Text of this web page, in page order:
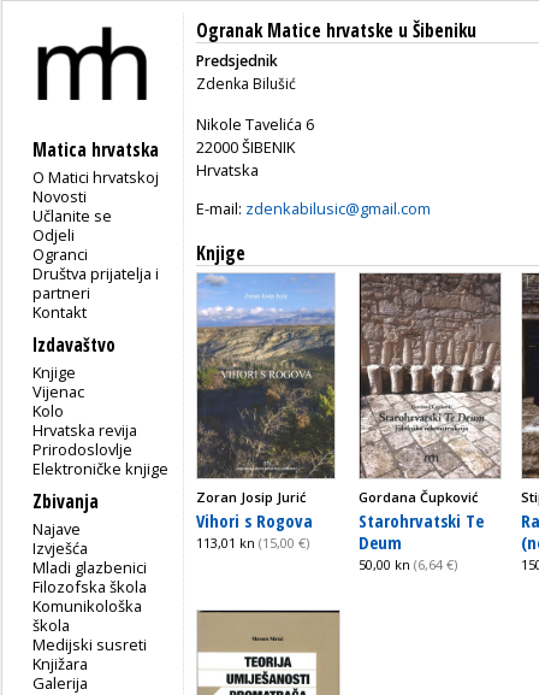
Matica hrvatska
O Matici hrvatskoj
Novosti
Učlanite se
Odjeli
Ogranci
Društva prijatelja i
partneri
Kontakt
Izdavaštvo
Knjige
Vijenac
Kolo
Hrvatska revija
Prirodoslovlje
Elektroničke knjige
Zbivanja
Najave
Izvješća
Mladi glazbenici
Filozofska škola
Komunikološka
škola
Medijski susreti
Knjižara
Galerija
Ogranak Matice hrvatske u Šibeniku
Predsjednik
Zdenka Bilušić
Nikole Tavelića 6
22000 ŠIBENIK
Hrvatska
E-mail: zdenkabilusic@gmail.com
Knjige
Zoran Josip Jurić
Vihori s Rogova
113,01 kn (15,00 €)
Gordana Čupković
Starohrvatski Te
Deum
50,00 kn (6,64 €)